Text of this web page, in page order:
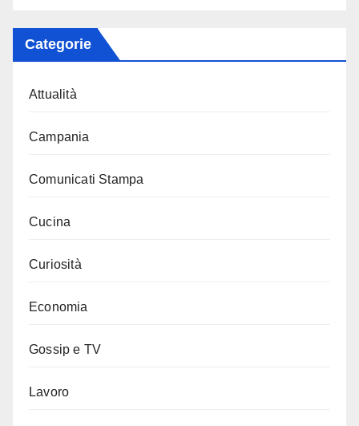
Categorie
Attualità
Campania
Comunicati Stampa
Cucina
Curiosità
Economia
Gossip e TV
Lavoro